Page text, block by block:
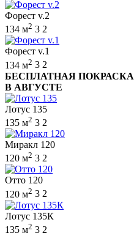
Форест v.2
134 м2 3 2
Форест v.1
134 м2 3 2
БЕСПЛАТНАЯ ПОКРАСКА
В АВГУСТЕ
Лотус 135
135 м2 3 2
Миракл 120
120 м2 3 2
Отто 120
120 м2 3 2
Лотус 135К
135 м2 3 2